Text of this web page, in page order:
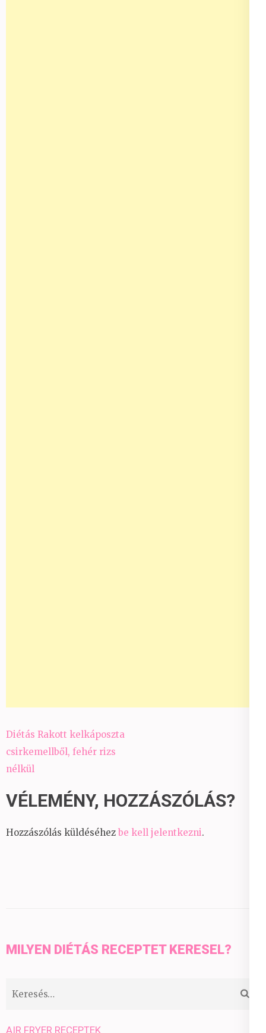
Bejegyzés
navigáció
Diétás Rakott kelkáposzta
csirkemellből, fehér rizs
nélkül
VÉLEMÉNY, HOZZÁSZÓLÁS?
Hozzászólás küldéséhez be kell jelentkezni.
MILYEN DIÉTÁS RECEPTET KERESEL?
Keresés:
AIR FRYER RECEPTEK